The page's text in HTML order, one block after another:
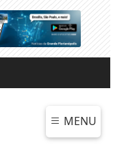
MENU